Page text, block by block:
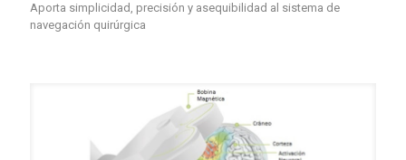
Aporta simplicidad, precisión y asequibilidad al sistema de
navegación quirúrgica